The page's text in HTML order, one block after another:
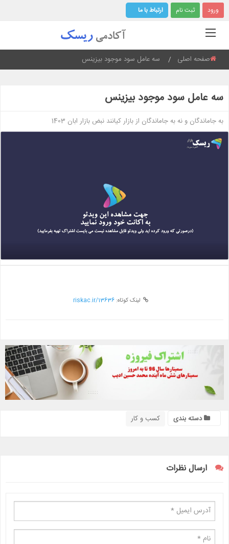
ورود ثبت نام ارتباط با ما
Current:
سه عامل سود موجود بیزینس صفحه اصلی
سه عامل سود موجود بیزینس
به جاماندگان و نه به جاماندگان از بازار کیانند نبض بازار ابان 1403
لینک کوتاه: riskac.ir/13636
دسته بندی کسب و کار
ارسال نظرات